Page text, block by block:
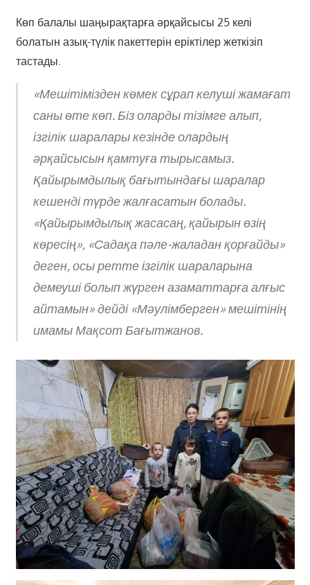
Көп балалы шаңырақтарға әрқайсысы 25 келі
болатын азық-түлік пакеттерін еріктілер жеткізіп
тастады.
«Мешітімізден көмек сұрап келуші жамағат
саны өте көп. Біз оларды тізімге алып,
ізгілік шаралары кезінде олардың
әрқайсысын қамтуға тырысамыз.
Қайырымдылық бағытындағы шаралар
кешенді түрде жалғасатын болады.
«Қайырымдылық жасасаң, қайырын өзің
көресің», «Садақа пәле-жаладан қорғайды»
деген, осы ретте ізгілік шараларына
демеуші болып жүрген азаматтарға алғыс
айтамын» дейді «Мәулімберген» мешітінің
имамы Мақсот Бағытжанов.